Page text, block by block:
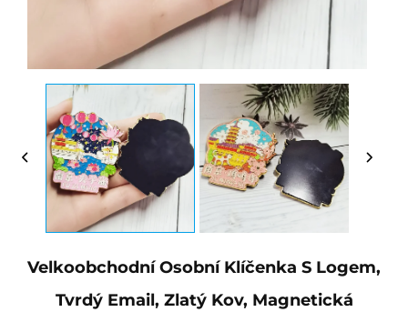
Velkoobchodní Osobní Klíčenka S Logem,
Tvrdý Email, Zlatý Kov, Magnetická